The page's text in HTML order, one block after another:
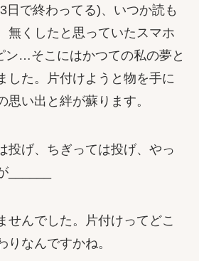
日で終わってる)、いつか読も
無くしたと思っていたスマホ
ン…そこにはかつての私の夢と
した。片付けようと物を手に
思い出と絆が蘇ります。
投げ、ちぎっては投げ、やっ
______
せんでした。片付けってどこ
りなんですかね。